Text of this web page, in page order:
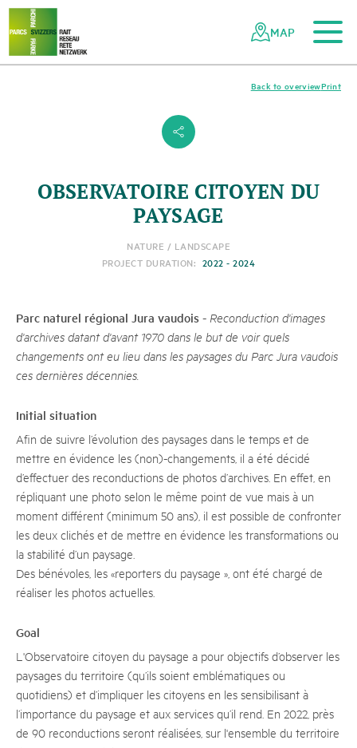
Navigating
the
Swiss
parks
Quick
navigation
To the main content
To the mobile navigation
To search
To the footer
To the sitemap
MAP
s
Print
Back to overview
OBSERVATOIRE CITOYEN DU
PAYSAGE
NATURE / LANDSCAPE
PROJECT DURATION: 2022 - 2024
Parc naturel régional Jura vaudois - Reconduction d'images
d'archives datant d'avant 1970 dans le but de voir quels
changements ont eu lieu dans les paysages du Parc Jura vaudois
ces dernières décennies.
Initial situation
Afin de suivre l’évolution des paysages dans le temps et de
mettre en évidence les (non)-changements, il a été décidé
d’effectuer des reconductions de photos d’archives. En effet, en
répliquant une photo selon le même point de vue mais à un
moment différent (minimum 50 ans), il est possible de confronter
les deux clichés et de mettre en évidence les transformations ou
la stabilité d’un paysage.
Des bénévoles, les «reporters du paysage », ont été chargé de
réaliser les photos actuelles.
Goal
L'Observatoire citoyen du paysage a pour objectifs d’observer les
paysages du territoire (qu’ils soient emblématiques ou
quotidiens) et d’impliquer les citoyens en les sensibilisant à
l’importance du paysage et aux services qu’il rend. En 2022, près
de 90 reconductions seront réalisées, sur l'ensemble du territoire